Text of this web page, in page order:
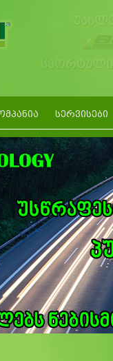
ᲡᲔᲠᲕᲘᲡᲔᲑᲘ